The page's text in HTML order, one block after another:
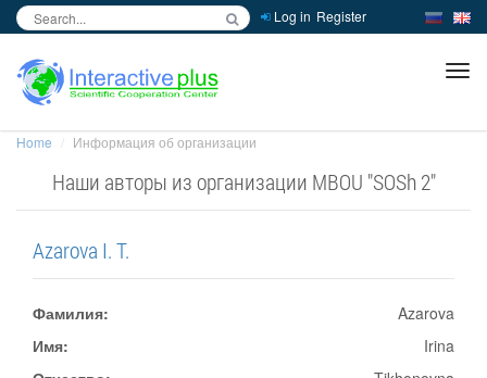
Log in Register
Home Информация об организации
Наши авторы из организации MBOU "SOSh 2"
Azarova I. T.
Фамилия:
Azarova
Имя:
Irina